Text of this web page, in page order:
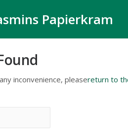
Papierkram
inconvenience, pleasereturn to